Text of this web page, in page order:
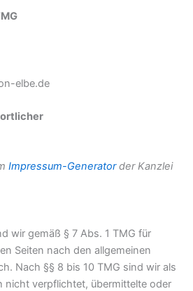
elbe.de
Impressum-Generatorder Kanzlei
wir gemäß § 7 Abs. 1 TMG für
Seiten nach den allgemeinen
Nach §§ 8 bis 10 TMG sind wir als
nicht verpflichtet, übermittelte oder